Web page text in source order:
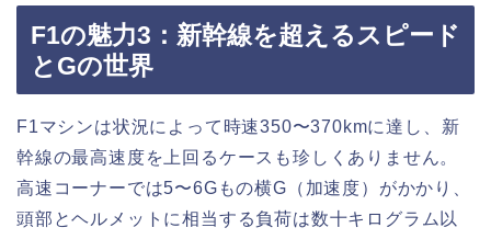
F1の魅力3：新幹線を超えるスピード
とGの世界
F1マシンは状況によって時速350〜370kmに達し、新
幹線の最高速度を上回るケースも珍しくありません。
高速コーナーでは5〜6Gもの横G（加速度）がかかり、
頭部とヘルメットに相当する負荷は数十キログラム以